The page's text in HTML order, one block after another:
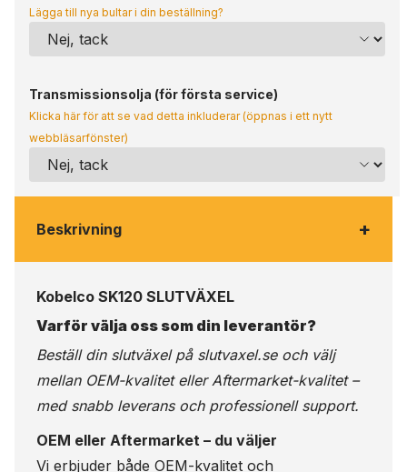
Lägga till nya bultar i din beställning?
Transmissionsolja (för första service)
Klicka här för att se vad detta inkluderar (öppnas i ett nytt
webbläsarfönster)
Beskrivning +
Kobelco SK120 SLUTVÄXEL
Varför välja oss som din leverantör?
Beställ din slutväxel på slutvaxel.seoch välj
mellan OEM-kvalitet eller Aftermarket-kvalitet –
med snabb leverans och professionell support.
OEM eller Aftermarket – du väljer
Vi erbjuder både OEM-kvalitet och